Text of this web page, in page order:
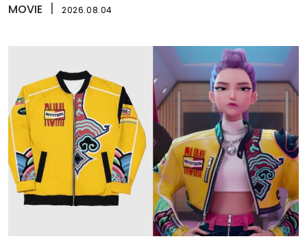
イ』
MOVIE 2026.08.04